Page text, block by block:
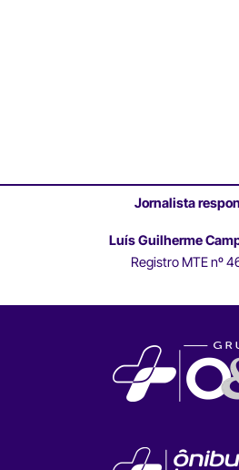
Jornalista
Luís Guilherme
Registro MTE nº